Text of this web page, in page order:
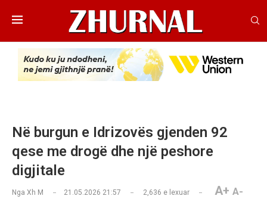
Në burgun e Idrizovës gjenden 92
qese me drogë dhe një peshore
digjitale
Nga Xh M 21.05.2026 21:57 2,636 e lexuar A+ A-